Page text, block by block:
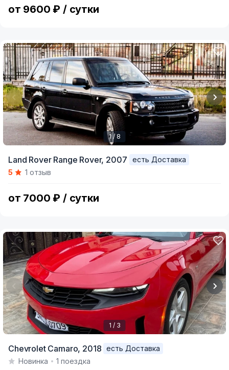
от 9600 ₽ / сутки
of
1 / 8
Land Rover Range Rover, 2007
есть Доставка
5
1 отзыв
от 7000 ₽ / сутки
of
1 / 3
Chevrolet Camaro, 2018
есть Доставка
Новинка
1 поездка